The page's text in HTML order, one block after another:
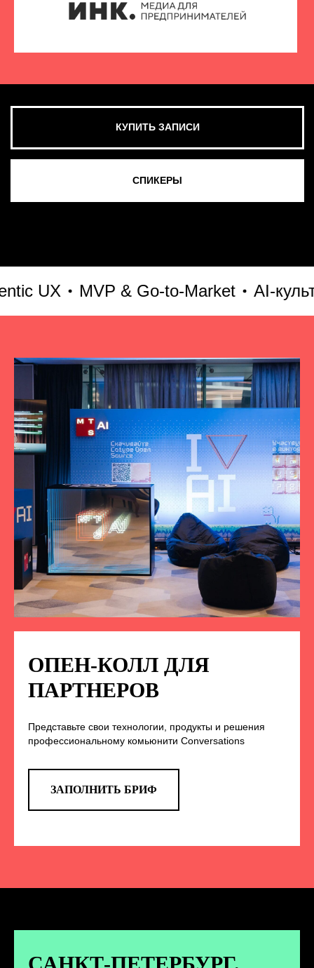
UX MVP & Go-to-Market AI-
ОПЕН-КОЛЛ ДЛЯ
ПАРТНЕРОВ
Представьте свои технологии, продукты и решения
профессиональному комьюнити Conversations
ЗАПОЛНИТЬ БРИФ
СМОТРЕТЬ ВСЕ ФОТО
НА НАС В СОЦСЕТЯХ
TELEGRAM
анонс новых спикеров и другие
новости конференции